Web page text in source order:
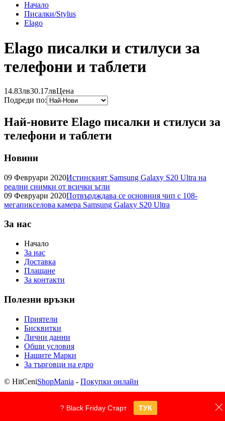
Начало
Писалки/Stylus
Elago
Elago писалки и стилуси за
телефони и таблети
14.83лв30.17лвЦена
Подреди по:
Най-новите Elago писалки и стилуси за
телефони и таблети
Новини
09 Февруари 2020Истинският Samsung Galaxy S20 Ultra на
реални снимки от всички ъгли
09 Февруари 2020Потвърдждава се основния чип с 108-
мегапикселова камера Samsung Galaxy S20 Ultra
За нас
Начало
За нас
Доставка
Плащане
За контакти
Полезни връзки
Приятели
Бисквитки
Лични данни
Общи условия
Нашите Марки
За търговци на едро
© HitCeniShopMania - Покупки онлайн
? Black Friday Старт ТУК